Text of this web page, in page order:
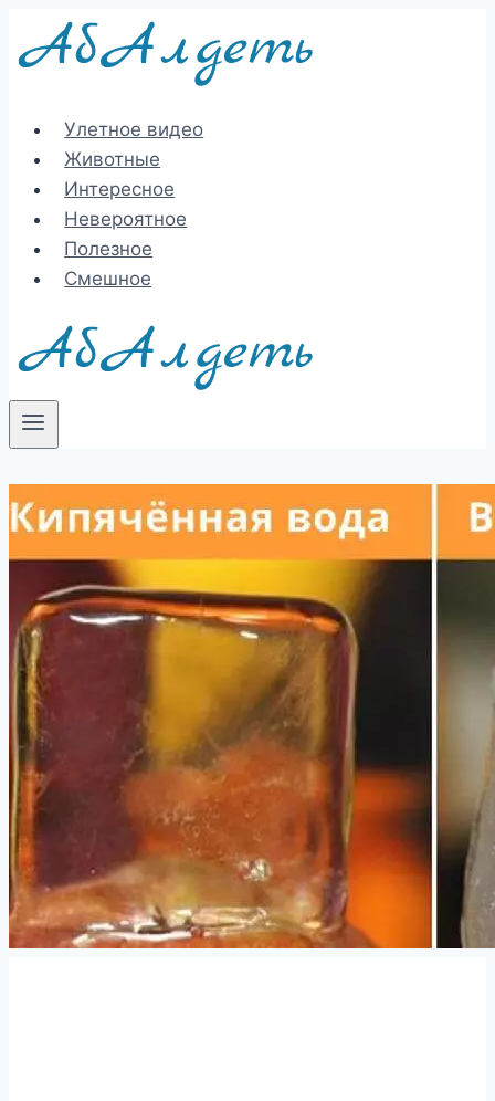
Перейти
Улетное видео
Животные
Интересное
Невероятное
Полезное
Смешное